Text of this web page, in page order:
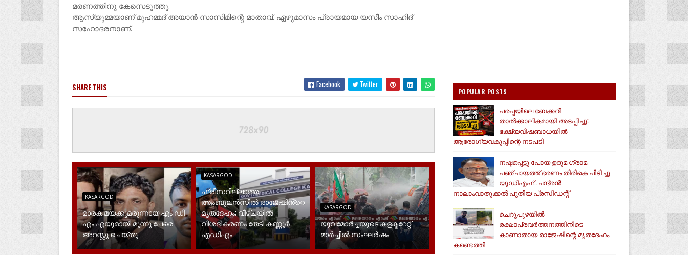
മരണത്തിനു കേസെടുത്തു.
ആസ്യുമ്മയാണ് മുഹമ്മദ് അയാൻ സാസിമിന്റെ മാതാവ്. ഏഴുമാസം പ്രായമായ യസീം സാഹിദ്
സഹോദരനാണ്.
SHARE THIS Facebook Twitter
KASARGOD
മാരക മയക്കുമരുന്നായ എം ഡി
എം എയുമായി മൂന്നു പേരെ
അറസ്റ്റു ചെയ്തു
KASARGOD
ഫ്രീസറില്ലാത്ത
ആംബുലൻസിൽ രാജേഷിൻ്റെ
മൃതദേഹം; വീഴ്ചയിൽ
വിശദീകരണം തേടി കണ്ണൂർ
എഡിഎം
KASARGOD
യുവമോര്‍ച്ചയുടെ കളക്ടറേറ്റ്
മാര്‍ച്ചില്‍ സംഘര്‍ഷം
POPULAR POSTS
പരപ്പയിലെ ബേക്കറി
താൽക്കാലികമായി അടപ്പിച്ചു;
ഭക്ഷ്യവിഷബാധയിൽ
ആരോഗ്യവകുപ്പിന്റെ നടപടി
നഷ്ടപ്പെട്ടു പോയ ഉദുമ ഗ്രാമ
പഞ്ചായത്ത് ഭരണം തിരികെ പിടിച്ചു
യുഡിഎഫ്..ചന്ദ്രൻ
നാലാംവാതുക്കൽ പുതിയ പ്രസിഡന്റ്
ചെറുപുഴയിൽ
രക്ഷാപ്രവർത്തനത്തിനിടെ
കാണാതായ രാജേഷിന്റെ മൃതദേഹം
കണ്ടെത്തി